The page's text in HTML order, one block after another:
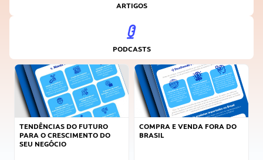
ARTIGOS
PODCASTS
TENDÊNCIAS DO FUTURO
PARA O CRESCIMENTO DO
SEU NEGÓCIO
COMPRA E VENDA FORA DO
BRASIL